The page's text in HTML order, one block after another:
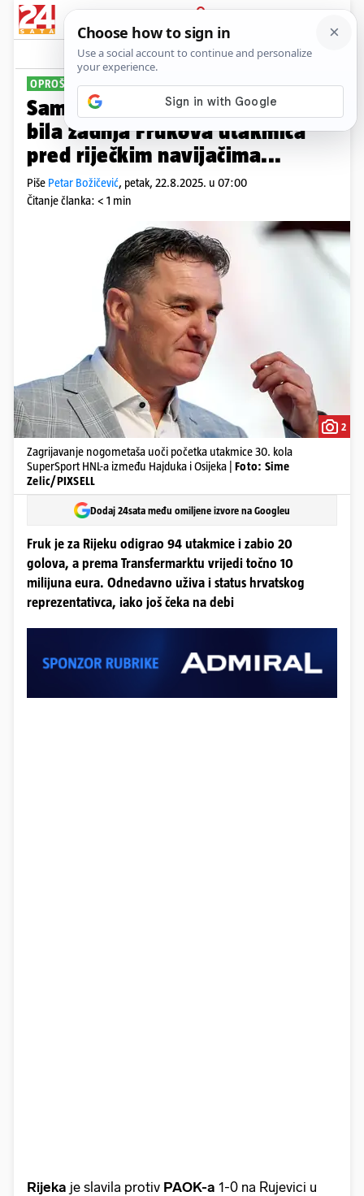
PRIJAVA
Sport Komentari
OPROŠTAJ OD RUJEVICE?
Samir Toplak: Mislim da je ovo
bila zadnja Frukova utakmica
pred riječkim navijačima...
Piše Petar Božičević, petak, 22.8.2025. u 07:00
Čitanje članka: < 1 min
2
Zagrijavanje nogometaša uoči početka utakmice 30. kola
SuperSport HNL-a između Hajduka i Osijeka | Foto: Sime
Zelic/PIXSELL
Dodaj 24sata među omiljene izvore na Googleu
Fruk je za Rijeku odigrao 94 utakmice i zabio 20
golova, a prema Transfermarktu vrijedi točno 10
milijuna eura. Odnedavno uživa i status hrvatskog
reprezentativca, iako još čeka na debi
Rijeka je slavila protiv PAOK-a 1-0 na Rujevici u